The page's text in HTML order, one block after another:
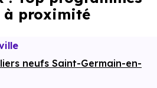
à proximité
neufs Saint-Germain-en-